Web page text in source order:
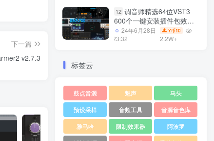
下一篇
v2.7.3
12 调音师精选64位VST3
600个一键安装插件包效果
器集合10G WiN
24年6月28日
23:32
Y币10
2.2W+
标签云
鼓点音源 魅声
马头
预设采样
音频工具
音源音色库
雅马哈
限制效果器
阿波罗